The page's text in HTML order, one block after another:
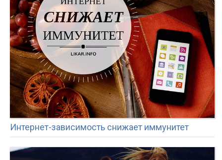
Интернет-зависимость снижает иммунитет